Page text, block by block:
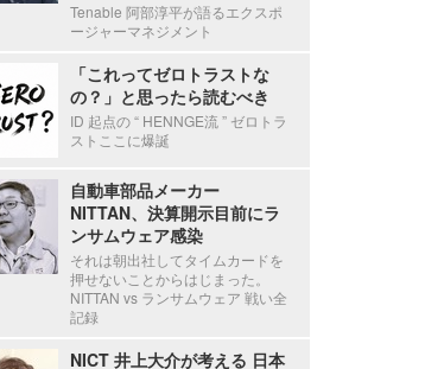
Tenable 阿部淳平が語るエクスポ
ージャーマネジメント
「これってゼロトラストな
の？」と思ったら読むべき
ID 起点の “ HENNGE流 ” ゼロトラ
ストここに爆誕
自動車部品メーカー
NITTAN、決算開示目前にラ
ンサムウェア感染
それは朝出社してタイムカードを
押せないことからはじまった。
NITTAN vs ランサムウェア 戦い全
記録
NICT 井上大介が考える 日本